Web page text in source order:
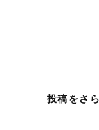
投稿をさ